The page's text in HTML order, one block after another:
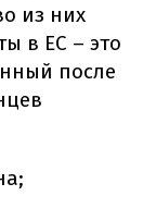
из них
в ЕС – это
после